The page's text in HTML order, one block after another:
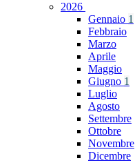
2026
Gennaio 1
Febbraio
Marzo
Aprile
Maggio
Giugno 1
Luglio
Agosto
Settembre
Ottobre
Novembre
Dicembre